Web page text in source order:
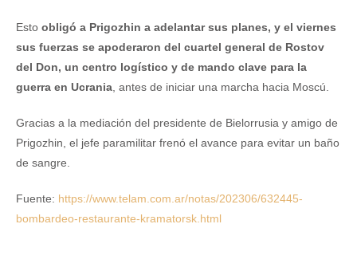
Esto obligó a Prigozhin a adelantar sus planes, y el viernes
sus fuerzas se apoderaron del cuartel general de Rostov
del Don, un centro logístico y de mando clave para la
guerra en Ucrania , antes de iniciar una marcha hacia Moscú.
Gracias a la mediación del presidente de Bielorrusia y amigo de
Prigozhin, el jefe paramilitar frenó el avance para evitar un baño
de sangre.
Fuente: https://www.telam.com.ar/notas/202306/632445-
bombardeo-restaurante-kramatorsk.html